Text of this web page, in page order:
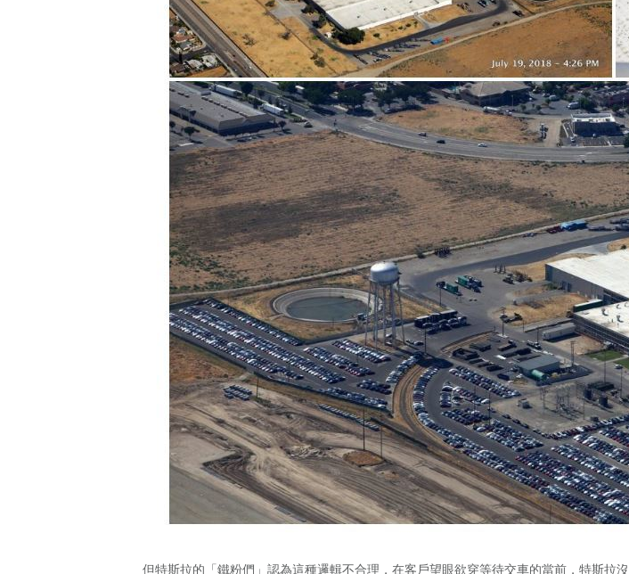
但特斯拉的「鐵粉們」認為這種邏輯不合理，在客戶望眼欲穿等待交車的當前，特斯